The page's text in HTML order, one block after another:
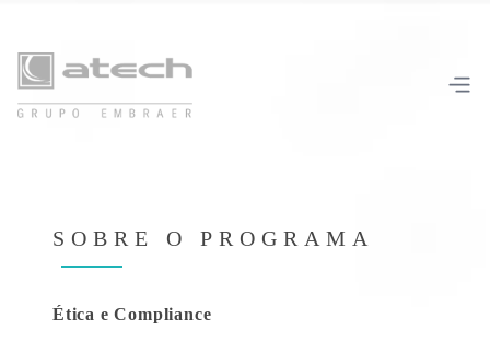
SOBRE O PROGRAMA
Ética e Compliance